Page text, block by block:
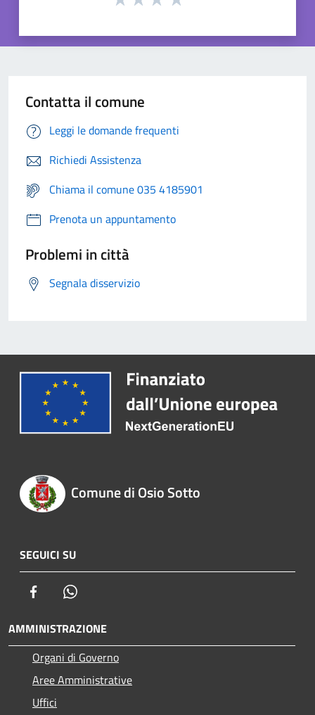
Contatta il comune
Leggi le domande frequenti
Richiedi Assistenza
Chiama il comune 035 4185901
Prenota un appuntamento
Problemi in città
Segnala disservizio
Comune di Osio Sotto
SEGUICI SU
Facebook
AMMINISTRAZIONE
Organi di Governo
Aree Amministrative
Uffici